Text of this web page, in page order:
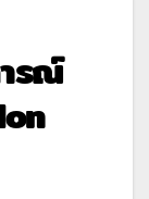
รณ์